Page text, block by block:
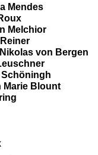
Mendes
Melchior
von Bergen
Schöningh
Marie Blount